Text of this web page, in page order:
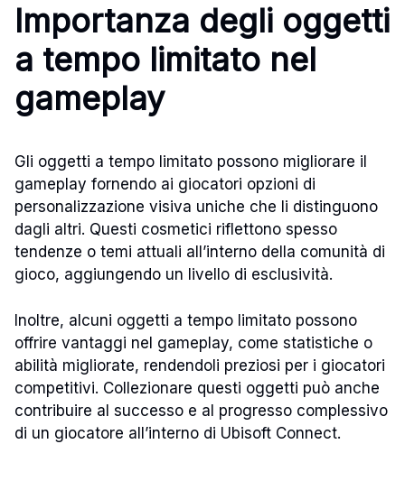
Importanza degli oggetti
a tempo limitato nel
gameplay
Gli oggetti a tempo limitato possono migliorare il
gameplay fornendo ai giocatori opzioni di
personalizzazione visiva uniche che li distinguono
dagli altri. Questi cosmetici riflettono spesso
tendenze o temi attuali all’interno della comunità di
gioco, aggiungendo un livello di esclusività.
Inoltre, alcuni oggetti a tempo limitato possono
offrire vantaggi nel gameplay, come statistiche o
abilità migliorate, rendendoli preziosi per i giocatori
competitivi. Collezionare questi oggetti può anche
contribuire al successo e al progresso complessivo
di un giocatore all’interno di Ubisoft Connect.